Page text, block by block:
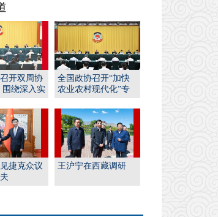
开双周协
围绕深入实
全国政协召开“加快
农业农村现代化”专
并...
捷克众议
王沪宁在西藏调研